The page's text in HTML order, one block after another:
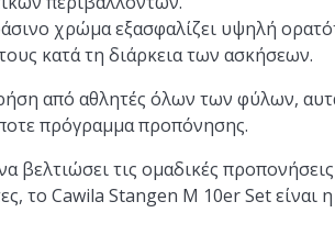
χρώμα εξασφαλίζει υψηλή
κατά τη διάρκεια των ασκήσεων.
από αθλητές όλων των φύλων,
πρόγραμμα προπόνησης.
βελτιώσει τις ομαδικές
το Cawila Stangen M 10er Set είναι